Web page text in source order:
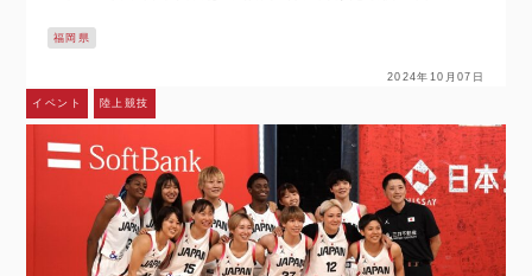
位だった日本は、1位の…
福岡県
2024年10月07日
イベント 陸上競技